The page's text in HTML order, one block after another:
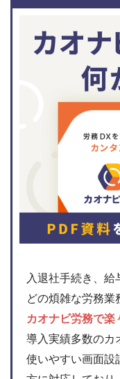
入退社手続き、
どの煩雑な労務業
カオナビ労務で楽
導入実績多数のカ
使いやすい画面設